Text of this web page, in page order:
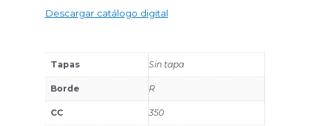
Descargar catálogo digital
Tapas Sin tapa
Borde R
CC 350